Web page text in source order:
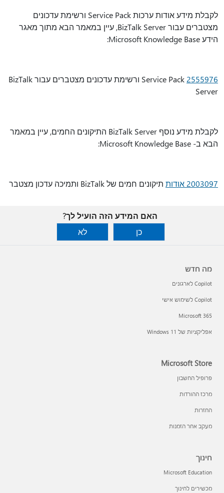
לקבלת מידע אודות ערכות Service Pack ורשימת עדכונים
מצטברים עבור BizTalk Server, עיין במאמר הבא מתוך מאגר
הידע Microsoft Knowledge Base:
2555976
Service Pack ורשימת עדכונים מצטברים עבור BizTalk
Server
לקבלת מידע נוסף BizTalk Server התיקונים החמים, עיין במאמר
הבא ב- Microsoft Knowledge Base:
2003097 אודות תיקונים חמים של BizTalk ותמיכה עדכון מצטבר
האם המידע הזה הועיל לך?
כן
לא
מה חדש
Copilot לארגונים
Copilot לשימוש אישי
Microsoft 365
אפליקציות של Windows 11‏
Microsoft Store
פרופיל החשבון
מרכז ההורדות
החזרות
מעקב אחר הזמנות
חינוך
Microsoft Education
מכשירים לחינוך